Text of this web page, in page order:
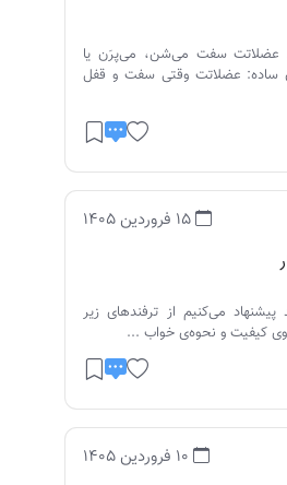
عضلاتت سفت می‌شن، می‌پرَن یا
ساده: عضلاتت وقتی سفت و قفل
15 فروردین 1405
می‌کنیم از ترفندهای زیر
کیفیت و نحوه‌ی خواب ...
10 فروردین 1405